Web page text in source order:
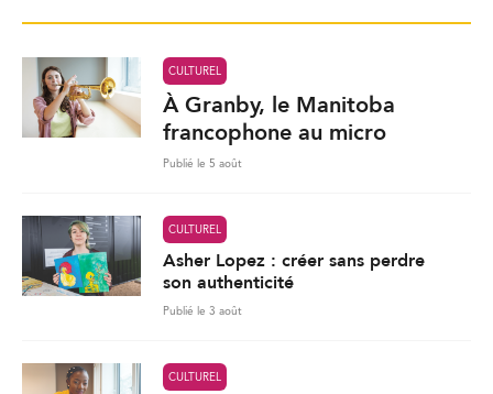
CULTUREL
À Granby, le Manitoba
francophone au micro
Publié le 5 août
CULTUREL
Asher Lopez : créer sans perdre
son authenticité
Publié le 3 août
CULTUREL